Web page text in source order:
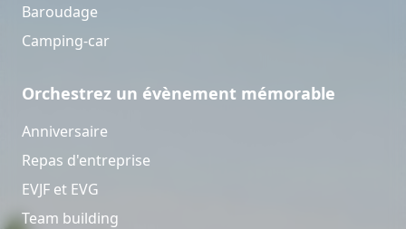
Baroudage
Camping-car
Orchestrez un évènement mémorable
Anniversaire
Repas d'entreprise
EVJF et EVG
Team building